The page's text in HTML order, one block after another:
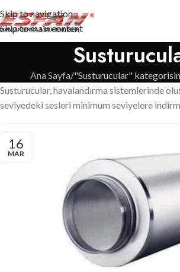
Skip to navigation
Skip to main content
Ana Sayfa "Susturucular"
Susturucular, havalandırma sistemlerinde
seviyedeki sesleri minimum seviyelere
16
MAR